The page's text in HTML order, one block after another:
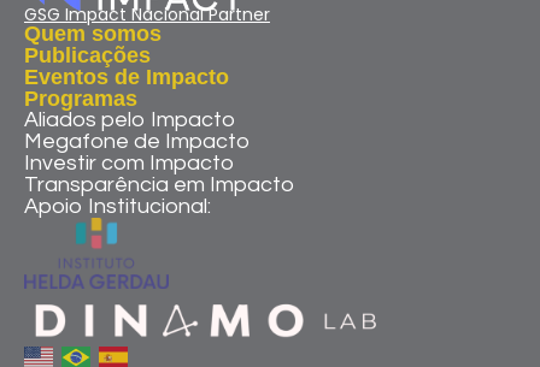
GSG Impact Nacional Partner
Quem somos
Publicações
Eventos de Impacto
Programas
Aliados pelo Impacto
Megafone de Impacto
Investir com Impacto
Transparência em Impacto
Apoio Institucional: